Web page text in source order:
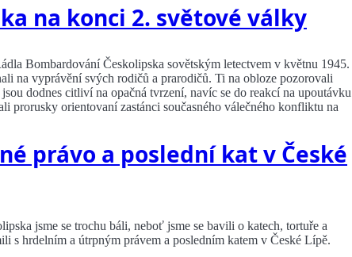
na konci 2. světové války
Bombardování Českolipska sovětským letectvem v květnu 1945.
na vyprávění svých rodičů a prarodičů. Ti na obloze pozorovali
dodnes citliví na opačná tvrzení, navíc se do reakcí na upoutávku
prorusky orientovaní zastánci současného válečného konfliktu na
právo a poslední kat v České
jsme se trochu báli, neboť jsme se bavili o katech, tortuře a
s hrdelním a útrpným právem a posledním katem v České Lípě.